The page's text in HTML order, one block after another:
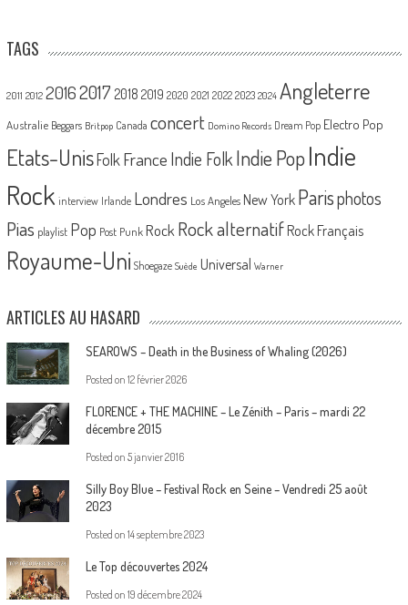
TAGS
2011 2012 20162017 2018 2019 2020 2021 2022 2023 2024 Angleterre
Australie Beggars Britpop Canada concert Domino Records Dream Pop Electro Pop
Etats-UnisFolk France Indie Folk Indie PopIndie
Rock interview Irlande Londres Los Angeles New York Parisphotos
Pias playlist Pop Post Punk Rock Rock alternatif Rock Français
Royaume-Uni Shoegaze Suède Universal Warner
ARTICLES AU HASARD
SEAROWS – Death in the Business of Whaling (2026)
Posted on 12 février 2026
FLORENCE + THE MACHINE – Le Zénith – Paris – mardi 22
décembre 2015
Posted on 5 janvier 2016
Silly Boy Blue – Festival Rock en Seine – Vendredi 25 août
2023
Posted on 14 septembre 2023
Le Top découvertes 2024
Posted on 19 décembre 2024